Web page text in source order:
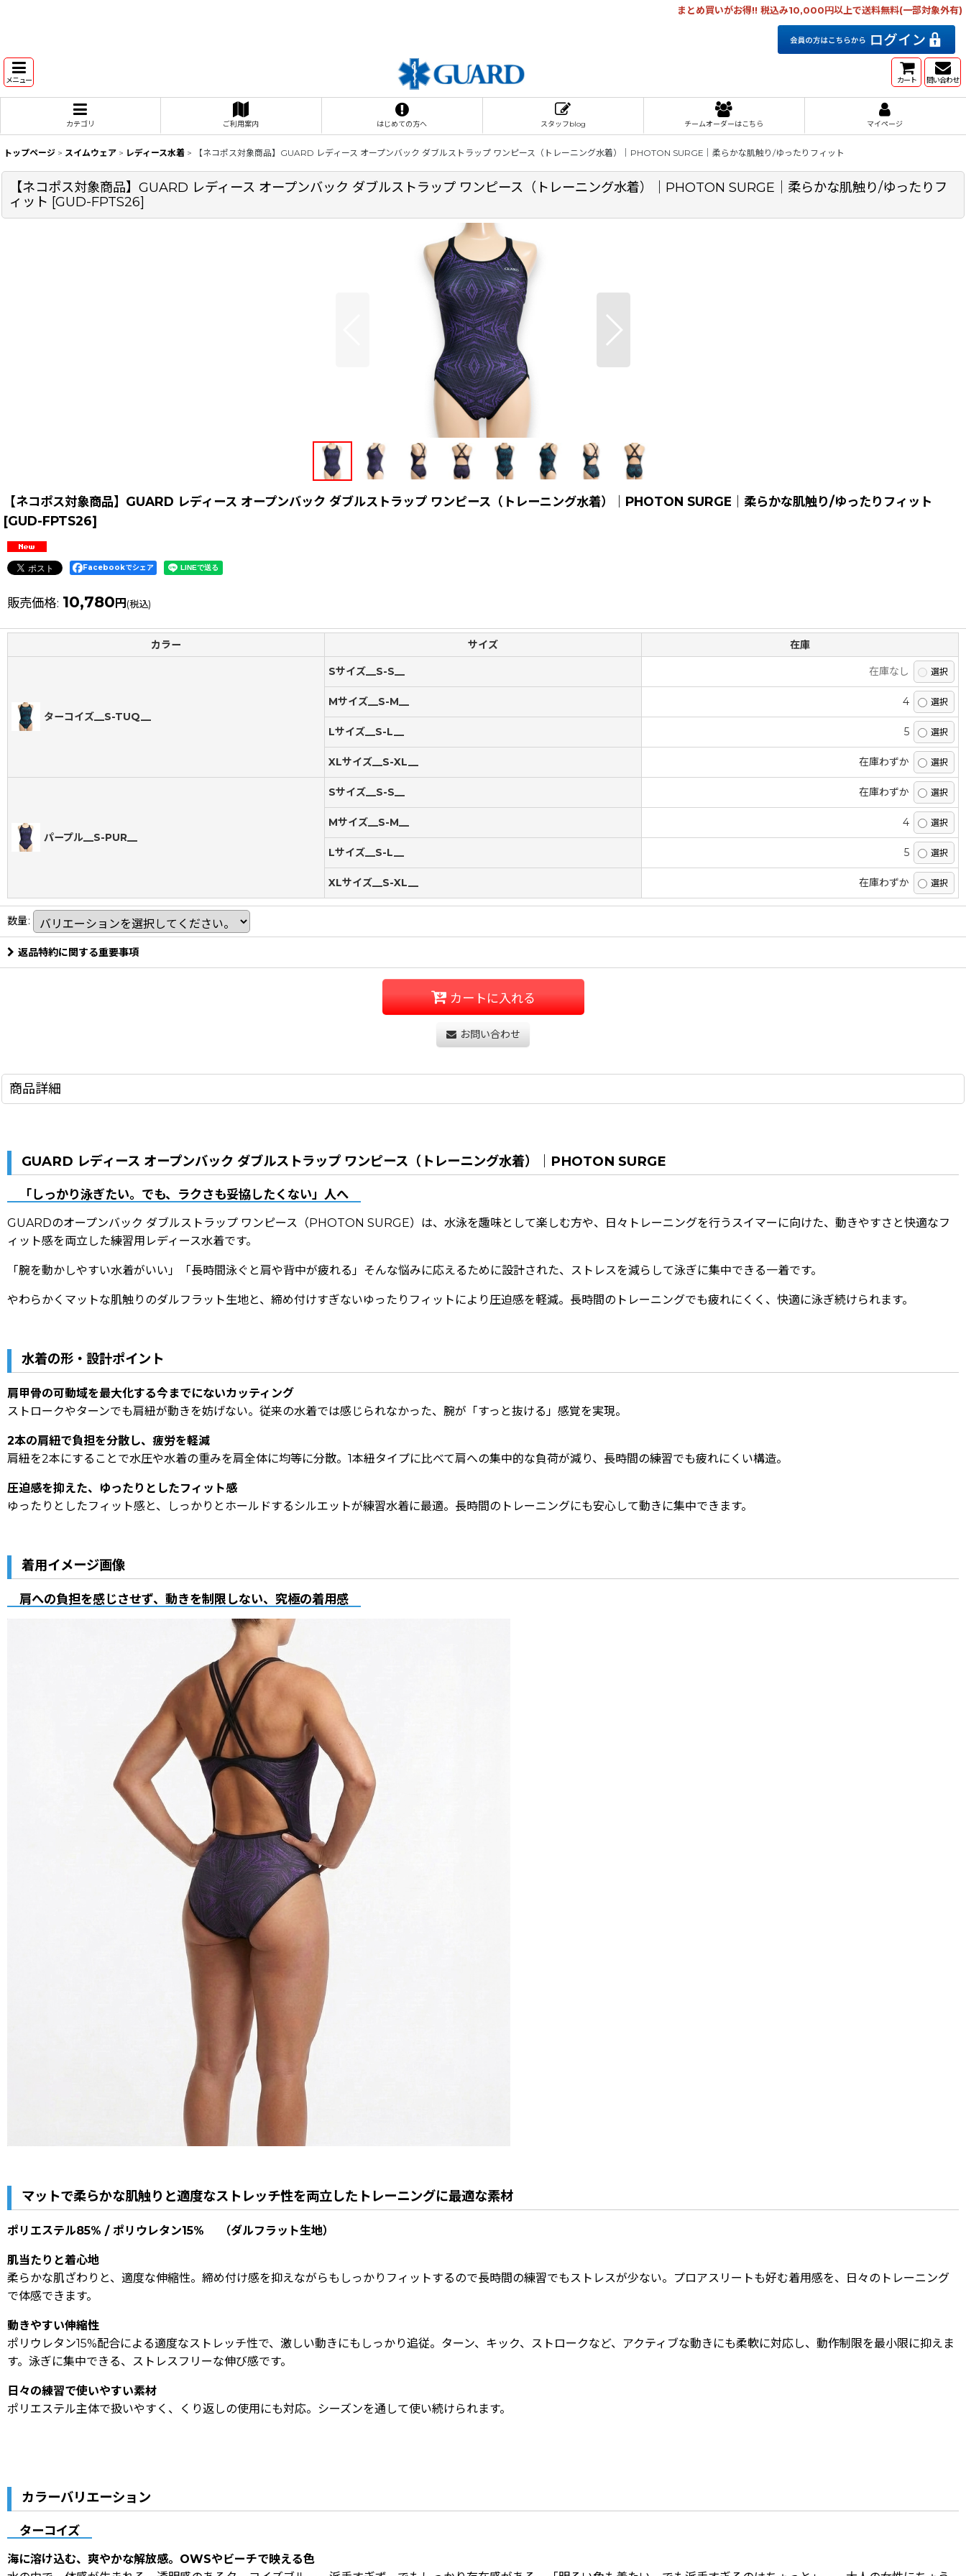
まとめ買いがお得!! 税込み10,000円以上で送料無料(一部対象外有)
メニュー カート 問い合わせ
カテゴリ ご利用案内 はじめての方へ スタッフblog チームオーダーはこちら マイページ
トップページ > スイムウェア > レディース水着 > 【ネコポス対象商品】GUARD レディース オープンバック ダブルストラップ ワンピース（トレーニング水着）｜PHOTON SURGE｜柔らかな肌触り/ゆったりフィット
【ネコポス対象商品】GUARD レディース オープンバック ダブルストラップ ワンピース（トレーニング水着）｜PHOTON SURGE｜柔らかな肌触り/ゆったりフ
ィット [GUD-FPTS26]
【ネコポス対象商品】GUARD レディース オープンバック ダブルストラップ ワンピース（トレーニング水着）｜PHOTON SURGE｜柔らかな肌触り/ゆったりフィット
[GUD-FPTS26]
Facebookでシェア
販売価格: 10,780 円 (税込)
カラー サイズ 在庫
ターコイズ__S-TUQ__
Sサイズ__S-S__ 在庫なし
Mサイズ__S-M__ 4
Lサイズ__S-L__ 5
XLサイズ__S-XL__ 在庫わずか
パープル__S-PUR__
Sサイズ__S-S__ 在庫わずか
Mサイズ__S-M__ 4
Lサイズ__S-L__ 5
XLサイズ__S-XL__ 在庫わずか
数量:
返品特約に関する重要事項
カートに入れる
お問い合わせ
商品詳細
GUARD レディース オープンバック ダブルストラップ ワンピース（トレーニング水着）｜PHOTON SURGE
「しっかり泳ぎたい。でも、ラクさも妥協したくない」人へ
GUARDのオープンバック ダブルストラップ ワンピース（PHOTON SURGE）は、水泳を趣味として楽しむ方や、日々トレーニングを行うスイマーに向けた、動きやすさと快適なフ
ィット感を両立した練習用レディース水着です。
「腕を動かしやすい水着がいい」「長時間泳ぐと肩や背中が疲れる」そんな悩みに応えるために設計された、ストレスを減らして泳ぎに集中できる一着です。
やわらかくマットな肌触りのダルフラット生地と、締め付けすぎないゆったりフィットにより圧迫感を軽減。長時間のトレーニングでも疲れにくく、快適に泳ぎ続けられます。
水着の形・設計ポイント
肩甲骨の可動域を最大化する今までにないカッティング
ストロークやターンでも肩紐が動きを妨げない。従来の水着では感じられなかった、腕が「すっと抜ける」感覚を実現。
2本の肩紐で負担を分散し、疲労を軽減
肩紐を2本にすることで水圧や水着の重みを肩全体に均等に分散。1本紐タイプに比べて肩への集中的な負荷が減り、長時間の練習でも疲れにくい構造。
圧迫感を抑えた、ゆったりとしたフィット感
ゆったりとしたフィット感と、しっかりとホールドするシルエットが練習水着に最適。長時間のトレーニングにも安心して動きに集中できます。
着用イメージ画像
肩への負担を感じさせず、動きを制限しない、究極の着用感
マットで柔らかな肌触りと適度なストレッチ性を両立したトレーニングに最適な素材
ポリエステル85% / ポリウレタン15% （ダルフラット生地）
肌当たりと着心地
柔らかな肌ざわりと、適度な伸縮性。締め付け感を抑えながらもしっかりフィットするので長時間の練習でもストレスが少ない。プロアスリートも好む着用感を、日々のトレーニング
で体感できます。
動きやすい伸縮性
ポリウレタン15%配合による適度なストレッチ性で、激しい動きにもしっかり追従。ターン、キック、ストロークなど、アクティブな動きにも柔軟に対応し、動作制限を最小限に抑えま
す。泳ぎに集中できる、ストレスフリーな伸び感です。
日々の練習で使いやすい素材
ポリエステル主体で扱いやすく、くり返しの使用にも対応。シーズンを通して使い続けられます。
カラーバリエーション
ターコイズ
海に溶け込む、爽やかな解放感。OWSやビーチで映える色